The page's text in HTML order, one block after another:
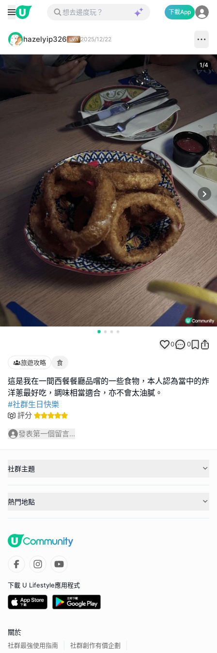
下載App
hazelyip326 2025/12/22
1/4
0 0
旅遊攻略 食
這是我在一間西餐餐廳品嚐的一些食物，本人認為當中的炸
#社群生日快樂
評分
發表第一個留言...
社群主題
熱門地點
下載 U Lifestyle應用程式
關於
社群最強使用指南 社群創作有價企劃